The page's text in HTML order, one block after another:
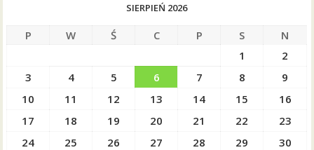
SIERPIEŃ 2026
P W Ś C P S
N
1
2
3
4 5 6 7 8
9
10
11 12 13 14 15
16
17
18 19 20 21 22
23
24
25 26 27 28 29
30